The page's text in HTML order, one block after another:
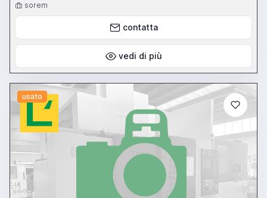
sorem
contatta
vedi di più
usato